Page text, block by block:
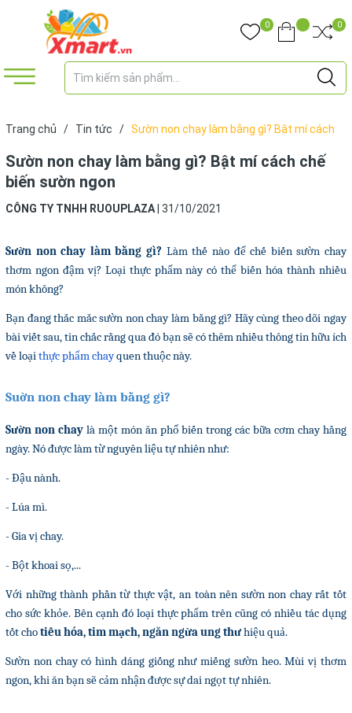
0 0
Trang chủ / Tin tức / Sườn non chay làm bằng gì? Bật mí cách
Sườn non chay làm bằng gì? Bật mí cách chế
biến sườn ngon
CÔNG TY TNHH RUOUPLAZA 31/10/2021
Sườn non chay làm bằng gì? Làm thế nào để chế biến sườn chay
thơm ngon đậm vị? Loại thực phẩm này có thể biến hóa thành nhiều
món không?
Bạn đang thắc mắc sườn non chay làm bằng gì? Hãy cùng theo dõi ngay
bài viết sau, tin chắc rằng qua đó bạn sẽ có thêm nhiều thông tin hữu ích
về loạithực phẩm chayquen thuộc này.
Suờn non chay làm bằng gì?
Sườn non chaylà một món ăn phổ biến trong các bữa cơm chay hằng
ngày. Nó được làm từ nguyên liệu tự nhiên như:
- Đậu nành.
- Lúa mì.
- Gia vị chay.
- Bột khoai sọ,...
Với những thành phần từ thực vật, an toàn nên sườn non chay rất tốt
cho sức khỏe. Bên cạnh đó loại thực phẩm trên cũng có nhiều tác dụng
tốt chotiêu hóa, tim mạch, ngăn ngừa ung thưhiệu quả.
Sườn non chay có hình dáng giống như miếng sườn heo. Mùi vị thơm
ngon, khi ăn bạn sẽ cảm nhận được sự dai ngọt tự nhiên.